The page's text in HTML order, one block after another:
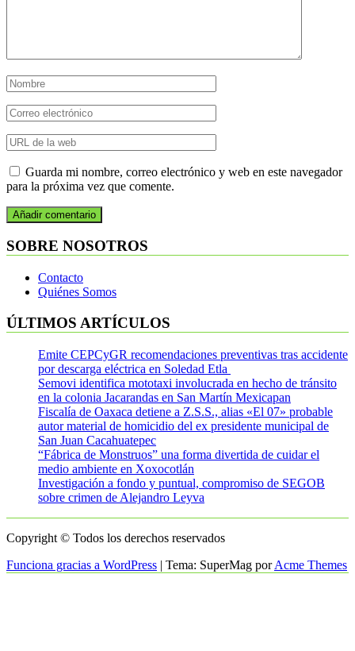
Guarda mi nombre, correo electrónico y web en este navegador
para la próxima vez que comente.
SOBRE NOSOTROS
Contacto
Quiénes Somos
ÚLTIMOS ARTÍCULOS
Emite CEPCyGR recomendaciones preventivas tras accidente
por descarga eléctrica en Soledad Etla
Semovi identifica mototaxi involucrada en hecho de tránsito
en la colonia Jacarandas en San Martín Mexicapan
Fiscalía de Oaxaca detiene a Z.S.S., alias «El 07» probable
autor material de homicidio del ex presidente municipal de
San Juan Cacahuatepec
“Fábrica de Monstruos” una forma divertida de cuidar el
medio ambiente en Xoxocotlán
Investigación a fondo y puntual, compromiso de SEGOB
sobre crimen de Alejandro Leyva
Copyright © Todos los derechos reservados
Funciona gracias a WordPress | Tema: SuperMag porAcme Themes